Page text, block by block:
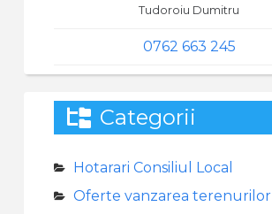
Tudoroiu Dumitru
0762 663 245
Categorii
Hotarari Consiliul Local
Oferte vanzarea terenurilor